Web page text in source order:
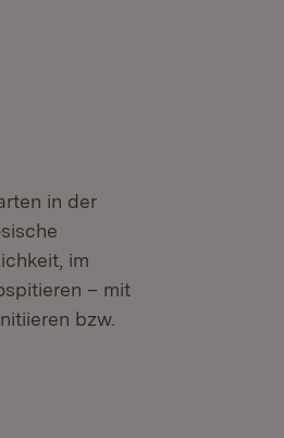
in der
im
– mit
bzw.